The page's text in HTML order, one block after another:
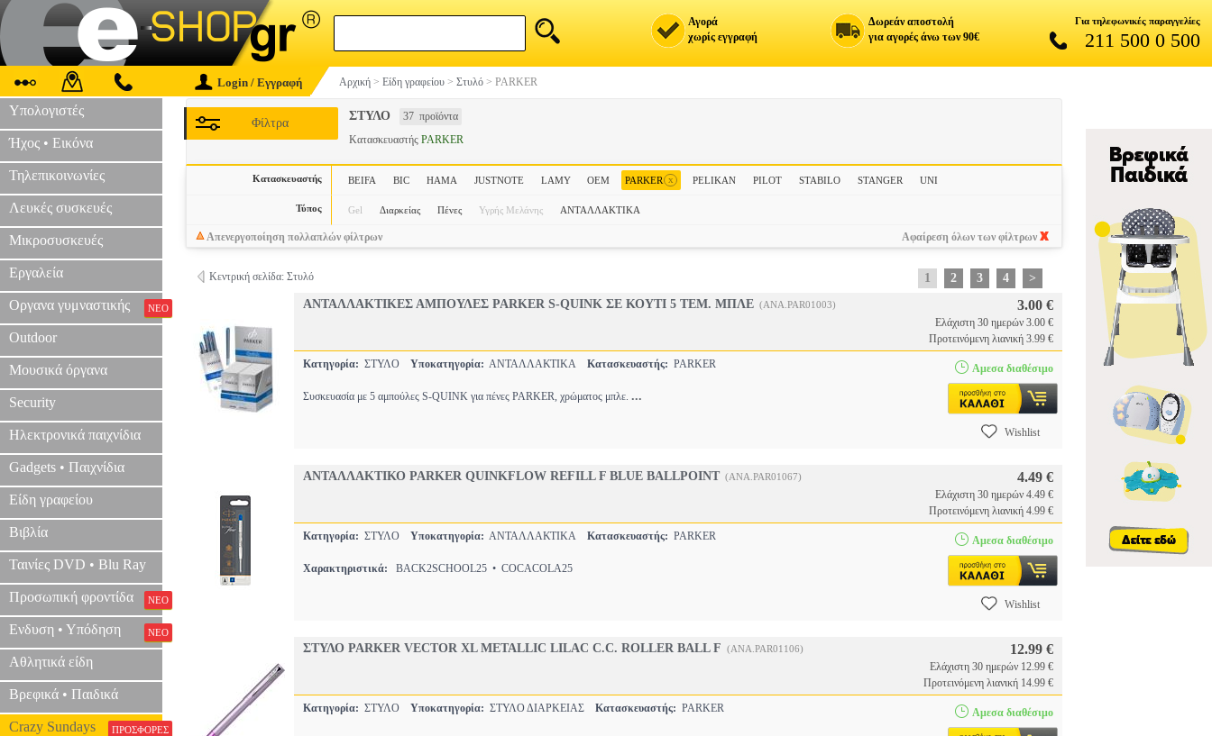
Αγορά
χωρίς εγγραφή
Δωρεάν αποστολή
για αγορές άνω των 90€
Για τηλεφωνικές παραγγελίες
211 500 0 500
Login / Εγγραφή Αρχική > Είδη γραφείου > Στυλό > PARKER
Υπολογιστές
Ήχος • Εικόνα
Τηλεπικοινωνίες
Λευκές συσκευές
Μικροσυσκευές
Εργαλεία
Οργανα γυμναστικής ΝΕΟ
Outdoor
Μουσικά όργανα
Security
Ηλεκτρονικά παιχνίδια
Gadgets • Παιχνίδια
Είδη γραφείου
Βιβλία
Ταινίες DVD • Blu Ray
Προσωπική φροντίδα ΝΕΟ
Ενδυση • Υπόδηση ΝΕΟ
Αθλητικά είδη
Βρεφικά • Παιδικά
Crazy Sundays ΠΡΟΣΦΟΡΕΣ
ΣΤΥΛΟ 37 προϊόντα
Φίλτρα
Κατασκευαστής PARKER
Κατασκευαστής BEIFA BIC HAMA JUSTNOTE LAMY OEM PARKER x PELIKAN PILOT STABILO STANGER UNI
Τύπος Gel Διαρκείας Πένες Υγρής Μελάνης ΑΝΤΑΛΛΑΚΤΙΚΑ
Απενεργοποίηση πολλαπλών φίλτρων Αφαίρεση όλων των φίλτρων
Κεντρική σελίδα: Στυλό 1 2 3 4
>
ΑΝΤΑΛΛΑΚΤΙΚΕΣ ΑΜΠΟΥΛΕΣ PARKER S-QUINK ΣΕ ΚΟΥΤΙ 5 ΤΕΜ. ΜΠΛΕ (ANA.PAR01003) 3.00 €
Ελάχιστη 30 ημερών 3.00 €
Προτεινόμενη λιανική 3.99 €
Κατηγορία: ΣΤΥΛΟ Υποκατηγορία: ΑΝΤΑΛΛΑΚΤΙΚΑ Κατασκευαστής: PARKER
Συσκευασία με 5 αμπούλες S-QUINK για πένες PARKER, χρώματος μπλε. ...
Αμεσα διαθέσιμο
Wishlist
ΑΝΤΑΛΛΑΚΤΙΚΟ PARKER QUINKFLOW REFILL F BLUE BALLPOINT (ANA.PAR01067) 4.49 €
Ελάχιστη 30 ημερών 4.49 €
Προτεινόμενη λιανική 4.99 €
Κατηγορία: ΣΤΥΛΟ Υποκατηγορία: ΑΝΤΑΛΛΑΚΤΙΚA Κατασκευαστής: PARKER
Χαρακτηριστικά: BACK2SCHOOL25 • COCACOLA25
Αμεσα διαθέσιμο
Wishlist
ΣΤΥΛΟ PARKER VECTOR XL METALLIC LILAC C.C. ROLLER BALL F (ANA.PAR01106) 12.99 €
Ελάχιστη 30 ημερών 12.99 €
Προτεινόμενη λιανική 14.99 €
Κατηγορία: ΣΤΥΛΟ Υποκατηγορία: ΣΤΥΛΟ ΔΙΑΡΚΕΙΑΣ Κατασκευαστής: PARKER Αμεσα διαθέσιμο